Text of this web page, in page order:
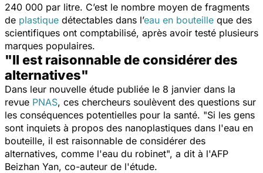
240 000 par litre. C’est le nombre moyen de fragments
de plastique détectables dans l’eau en bouteille que des
scientifiques ont comptabilisé, après avoir testé plusieurs
marques populaires.
"Il est raisonnable de considérer des
alternatives"
Dans leur nouvelle étude publiée le 8 janvier dans la
revue PNAS, ces chercheurs soulèvent des questions sur
les conséquences potentielles pour la santé. "Si les gens
sont inquiets à propos des nanoplastiques dans l'eau en
bouteille, il est raisonnable de considérer des
alternatives, comme l'eau du robinet", a dit à l'AFP
Beizhan Yan, co-auteur de l'étude.